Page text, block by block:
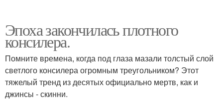
Эпоха закончилась плотного
консилера.
Помните времена, когда под глаза мазали толстый слой
светлого консилера огромным треугольником? Этот
тяжелый тренд из десятых официально мертв, как и
джинсы - скинни.